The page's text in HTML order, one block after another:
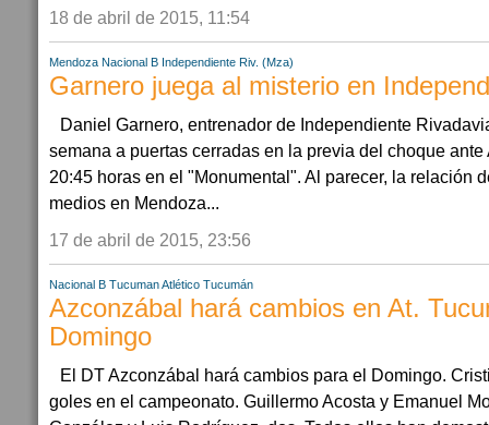
18 de abril de 2015, 11:54
Mendoza Nacional B Independiente Riv. (Mza)
Garnero juega al misterio en
Daniel Garnero, entrenador de Independiente
semana a puertas cerradas en la previa del choque
20:45 horas en el "Monumental". Al parecer, la relación
medios en Mendoza...
17 de abril de 2015, 23:56
Nacional B TucumanAtlético Tucumán
Azconzábal hará cambios en At.
Domingo
El DT Azconzábal hará cambios para el Domingo.
goles en el campeonato. Guillermo Acosta y Emanuel